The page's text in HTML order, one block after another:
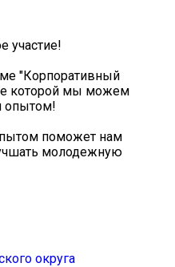
участие!
"Корпоративный
которой мы можем
опытом!
поможет нам
молодежную
округа